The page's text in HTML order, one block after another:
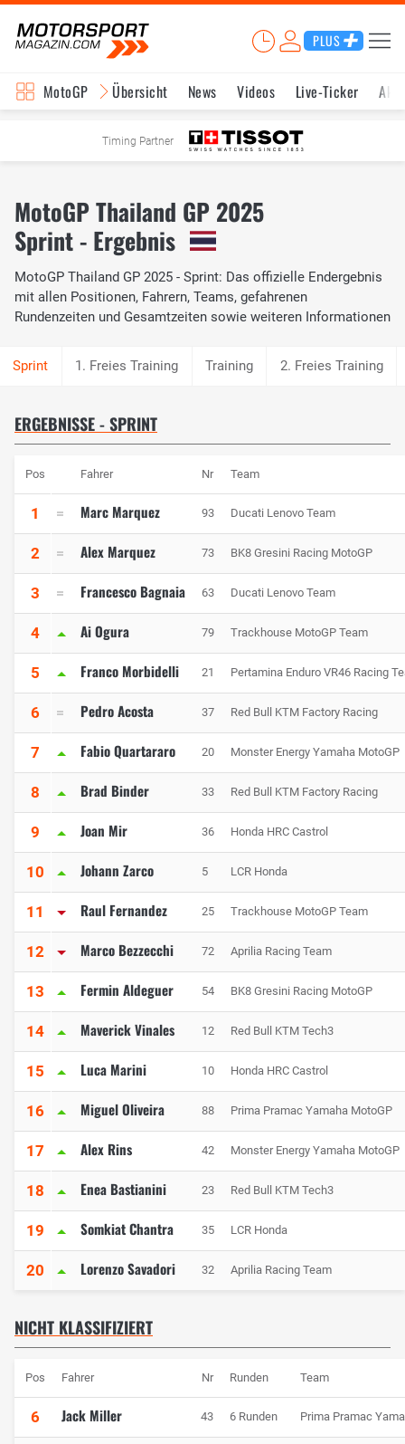
PLUS
MotoGP Übersicht News Videos Live-Ticker
Timing Partner
MotoGP Thailand GP 2025
Sprint - Ergebnis
MotoGP Thailand GP 2025 - Sprint: Das offizielle Endergebnis
mit allen Positionen, Fahrern, Teams, gefahrenen
Rundenzeiten und Gesamtzeiten sowie weiteren Informationen
1. Freies Training Training 2. Freies Training
ERGEBNISSE - SPRINT
Pos Fahrer Nr Team
1 Marc Marquez 93 Ducati Lenovo Team
2 Alex Marquez 73 BK8 Gresini Racing MotoGP
3 Francesco Bagnaia 63 Ducati Lenovo Team
4 Ai Ogura 79 Trackhouse MotoGP Team
5 Franco Morbidelli 21 Pertamina Enduro VR46 Racing
6 Pedro Acosta 37 Red Bull KTM Factory Racing
7 Fabio Quartararo 20 Monster Energy Yamaha MotoGP
8 Brad Binder 33 Red Bull KTM Factory Racing
9 Joan Mir 36 Honda HRC Castrol
10 Johann Zarco 5 LCR Honda
11 Raul Fernandez 25 Trackhouse MotoGP Team
12 Marco Bezzecchi 72 Aprilia Racing Team
13 Fermin Aldeguer 54 BK8 Gresini Racing MotoGP
14 Maverick Vinales 12 Red Bull KTM Tech3
15 Luca Marini 10 Honda HRC Castrol
16 Miguel Oliveira 88 Prima Pramac Yamaha MotoGP
17 Alex Rins 42 Monster Energy Yamaha MotoGP
18 Enea Bastianini 23 Red Bull KTM Tech3
19 Somkiat Chantra 35 LCR Honda
20 Lorenzo Savadori 32 Aprilia Racing Team
NICHT KLASSIFIZIERT
Pos Fahrer Nr Runden Team
6 Jack Miller 43 6 Runden Prima Pramac